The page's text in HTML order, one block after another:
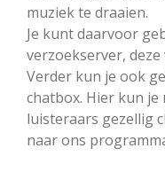
muziek te draaien.
Je kunt daarvoor
verzoekserver,
Verder kun je ook
chatbox. Hier kun je
luisteraars gezellig
naar ons